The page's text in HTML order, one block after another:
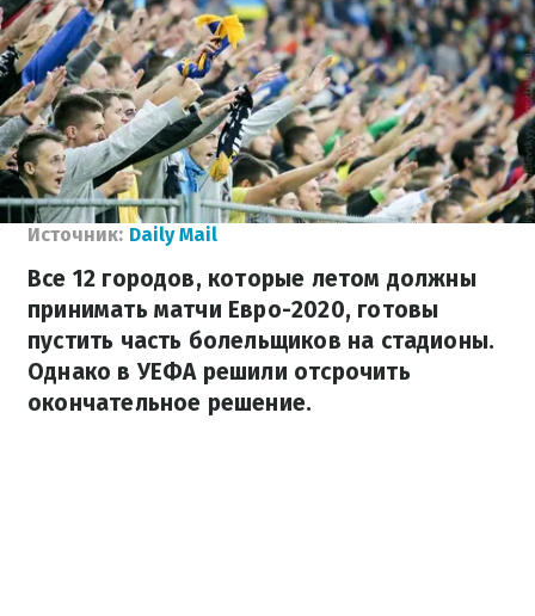
Источник: Daily Mail
Все 12 городов, которые летом должны
принимать матчи Евро-2020, готовы
пустить часть болельщиков на стадионы.
Однако в УЕФА решили отсрочить
окончательное решение.